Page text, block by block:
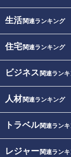
生活関連ランキング
住宅関連ランキング
ビジネス 関連ラン
人材関連ランキング
トラベル関連ラン
レジャー関連ラン